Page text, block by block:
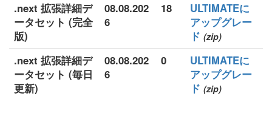
.next 拡張詳細デ
ータセット (完全
版)
08.08.202
6
18
ULTIMATEに
アップグレー
ド (zip)
.next 拡張詳細デ
ータセット (毎日
更新)
08.08.202
6
0
ULTIMATEに
アップグレー
ド (zip)